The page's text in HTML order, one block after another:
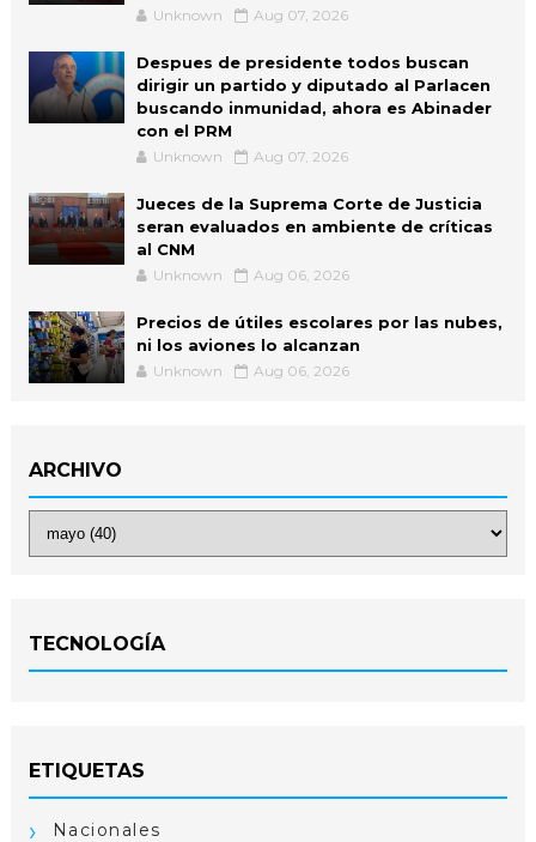
Unknown Aug 07, 2026
Despues de presidente todos buscan
dirigir un partido y diputado al Parlacen
buscando inmunidad, ahora es Abinader
con el PRM
Unknown Aug 07, 2026
Jueces de la Suprema Corte de Justicia
seran evaluados en ambiente de críticas
al CNM
Unknown Aug 06, 2026
Precios de útiles escolares por las nubes,
ni los aviones lo alcanzan
Unknown Aug 06, 2026
ARCHIVO
TECNOLOGÍA
ETIQUETAS
Nacionales